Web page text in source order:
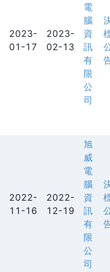
2023-
01-17
2023-
02-13
電
腦
資
訊
有
限
公
司
2022-
11-16
2022-
12-19
旭
威
電
腦
資
訊
有
限
公
司